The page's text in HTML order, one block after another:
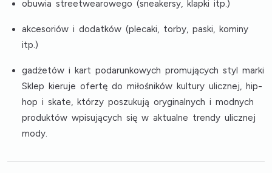
obuwia streetwearowego (sneakersy, klapki itp.)
akcesoriów i dodatków (plecaki, torby, paski, kominy
itp.)
gadżetów i kart podarunkowych promujących styl marki
Sklep kieruje ofertę do miłośników kultury ulicznej, hip-
hop i skate, którzy poszukują oryginalnych i modnych
produktów wpisujących się w aktualne trendy ulicznej
mody.